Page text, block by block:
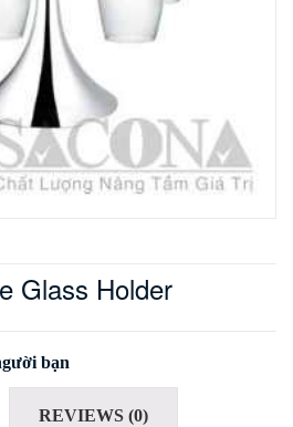
Glass Holder
bạn
REVIEWS (0)